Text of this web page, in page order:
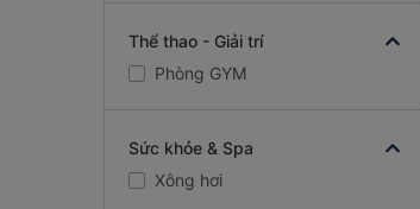
Thể thao - Giải trí
Phòng GYM
Sức khỏe & Spa
Xông hơi